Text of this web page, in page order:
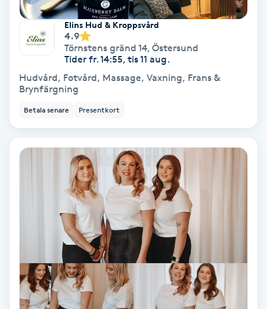
Coachning
Color correction
Cryoterapi
Diamantslipning
Enzympeeling
Extensions
Elins Hud & Kroppsvård
4.9
Törnstens gränd 14, Östersund
Tider fr. 14:55, tis 11 aug.
Hudvård, Fotvård, Massage, Vaxning, Frans &
Brynfärgning
Betala senare Presentkort